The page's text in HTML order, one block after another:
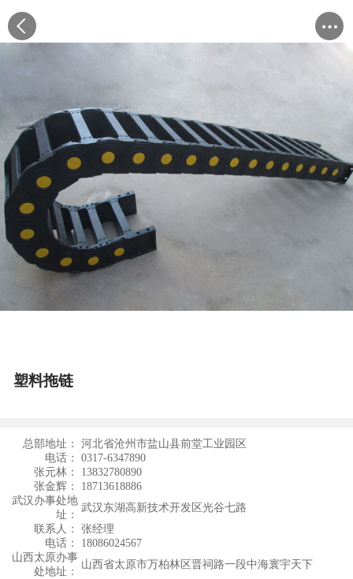
塑料拖链
总部地址：
河北省沧州市盐山县前堂工业园区
电话：
0317-6347890
张元林：
13832780890
张金辉：
18713618886
武汉办事处地
址：
武汉东湖高新技术开发区光谷七路
联系人：
张经理
电话：
18086024567
山西太原办事
处地址：
山西省太原市万柏林区晋祠路一段中海寰宇天下